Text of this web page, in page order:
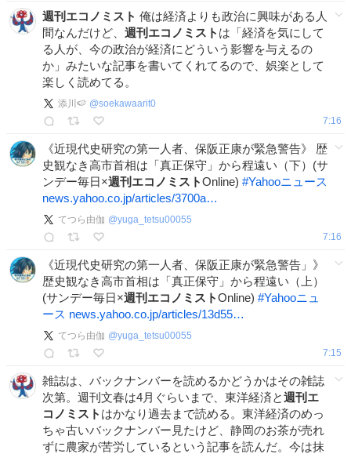
週刊エコノミスト 俺は経済よりも政治に興味がある人
間なんだけど、 週刊エコノミスト は「経済を気にして
る人が、今の政治が経済にどういう影響を与えるの
か」みたいな記事を書いてくれてるので、娯楽として
楽しく読めてる。
添川🍉 @soekawaarit0
7:16
《近現代史研究の第一人者、保阪正康が緊急警告》 歴
史観なき高市首相は「真正保守」から程遠い（下）(サ
ンデー毎日×週刊エコノミストOnline) #Yahooニュース
news.yahoo.co.jp/articles/3700a…
てつら由伽 @yuga_tetsu00055
7:16
《近現代史研究の第一人者、保阪正康が緊急警告」》
歴史観なき高市首相は「真正保守」から程遠い（上）
(サンデー毎日×週刊エコノミストOnline) #Yahooニュ
ース news.yahoo.co.jp/articles/13d55…
てつら由伽 @yuga_tetsu00055
7:15
雑誌は、バックナンバーを読めるかどうかはその雑誌
次第。週刊文春は4月ぐらいまで、東洋経済と週刊エ
コノミスト はかなり過去まで読める。東洋経済のめっ
ちゃ古いバックナンバー見たけど、静岡のお茶が売れ
ずに農家が苦労しているという記事を読んだ。今は抹